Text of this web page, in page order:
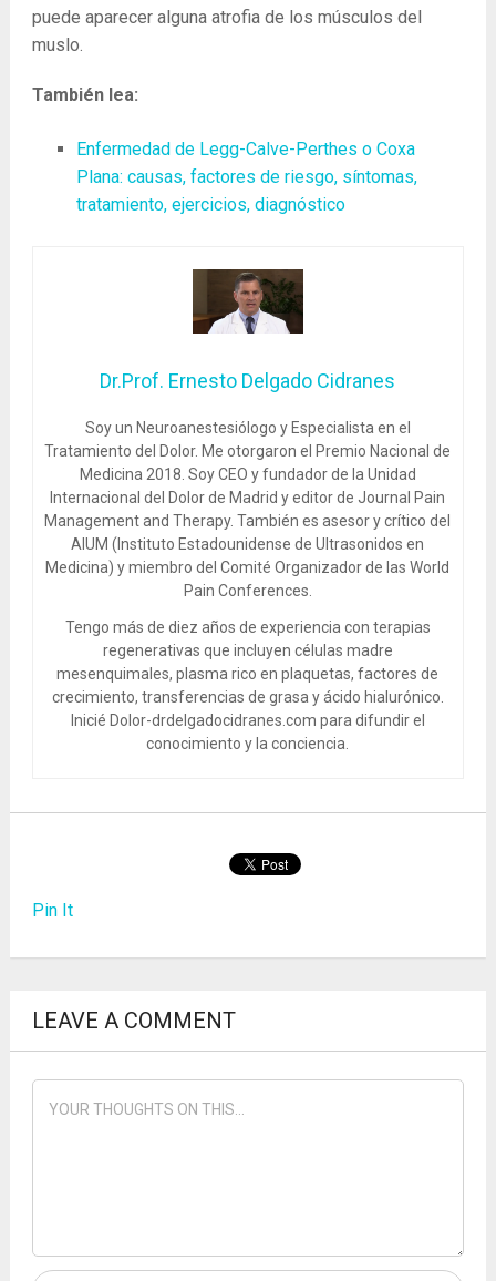
puede aparecer alguna atrofia de los músculos del
muslo.
También lea:
Enfermedad de Legg-Calve-Perthes o Coxa
Plana: causas, factores de riesgo, síntomas,
tratamiento, ejercicios, diagnóstico
Dr.Prof. Ernesto Delgado Cidranes
Soy un Neuroanestesiólogo y Especialista en el
Tratamiento del Dolor. Me otorgaron el Premio Nacional de
Medicina 2018. Soy CEO y fundador de la Unidad
Internacional del Dolor de Madrid y editor de Journal Pain
Management and Therapy. También es asesor y crítico del
AIUM (Instituto Estadounidense de Ultrasonidos en
Medicina) y miembro del Comité Organizador de las World
Pain Conferences.
Tengo más de diez años de experiencia con terapias
regenerativas que incluyen células madre
mesenquimales, plasma rico en plaquetas, factores de
crecimiento, transferencias de grasa y ácido hialurónico.
Inicié Dolor-drdelgadocidranes.com para difundir el
conocimiento y la conciencia.
Pin It
LEAVE A COMMENT